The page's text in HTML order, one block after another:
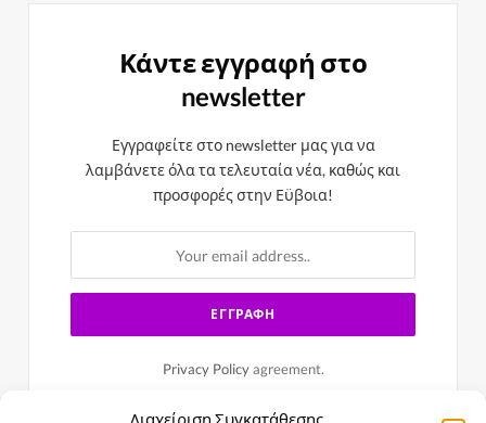
Διαχείριση Συγκατάθεσης
Κάντε εγγραφή στο
newsletter
Εγγραφείτε στο newsletter μας για να
λαμβάνετε όλα τα τελευταία νέα, καθώς και
προσφορές στην Εϋβοια!
Privacy Policyagreement.